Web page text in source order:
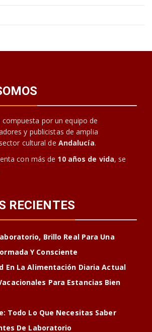
compuesta por un equipo de
y publicistas de amplia
cultural de Andalucía.
con más de 10 años de vida, se
RECIENTES
Brillo Real Para Una
Y Consciente
En La Alimentación Diaria Actual
Para Estancias Bien
Todo Lo Que Necesitas Saber
De Laboratorio